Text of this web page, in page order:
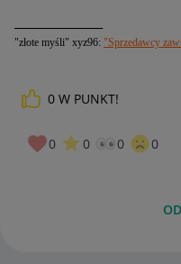
"złote myśli" xyz96: "Sprzedawcy
0 W PUNKT!
0 0 0 0